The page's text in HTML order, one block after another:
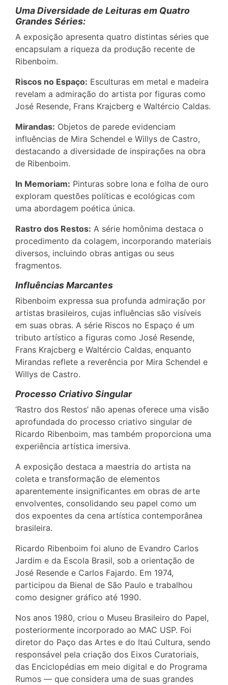
Uma Diversidade de Leituras em Quatro
Grandes Séries:
A exposição apresenta quatro distintas séries que
encapsulam a riqueza da produção recente de
Ribenboim.
Riscos no Espaço: Esculturas em metal e madeira
revelam a admiração do artista por figuras como
José Resende, Frans Krajcberg e Waltércio Caldas.
Mirandas: Objetos de parede evidenciam
influências de Mira Schendel e Willys de Castro,
destacando a diversidade de inspirações na obra
de Ribenboim.
In Memoriam: Pinturas sobre lona e folha de ouro
exploram questões políticas e ecológicas com
uma abordagem poética única.
Rastro dos Restos: A série homônima destaca o
procedimento da colagem, incorporando materiais
diversos, incluindo obras antigas ou seus
fragmentos.
Influências Marcantes
Ribenboim expressa sua profunda admiração por
artistas brasileiros, cujas influências são visíveis
em suas obras. A série Riscos no Espaço é um
tributo artístico a figuras como José Resende,
Frans Krajcberg e Waltércio Caldas, enquanto
Mirandas reflete a reverência por Mira Schendel e
Willys de Castro.
Processo Criativo Singular
‘Rastro dos Restos’ não apenas oferece uma visão
aprofundada do processo criativo singular de
Ricardo Ribenboim, mas também proporciona uma
experiência artística imersiva.
A exposição destaca a maestria do artista na
coleta e transformação de elementos
aparentemente insignificantes em obras de arte
envolventes, consolidando seu papel como um
dos expoentes da cena artística contemporânea
brasileira.
Ricardo Ribenboim foi aluno de Evandro Carlos
Jardim e da Escola Brasil, sob a orientação de
José Resende e Carlos Fajardo. Em 1974,
participou da Bienal de São Paulo e trabalhou
como designer gráfico até 1990.
Nos anos 1980, criou o Museu Brasileiro do Papel,
posteriormente incorporado ao MAC USP. Foi
diretor do Paço das Artes e do Itaú Cultura, sendo
responsável pela criação dos Eixos Curatoriais,
das Enciclopédias em meio digital e do Programa
Rumos — que considera uma de suas grandes